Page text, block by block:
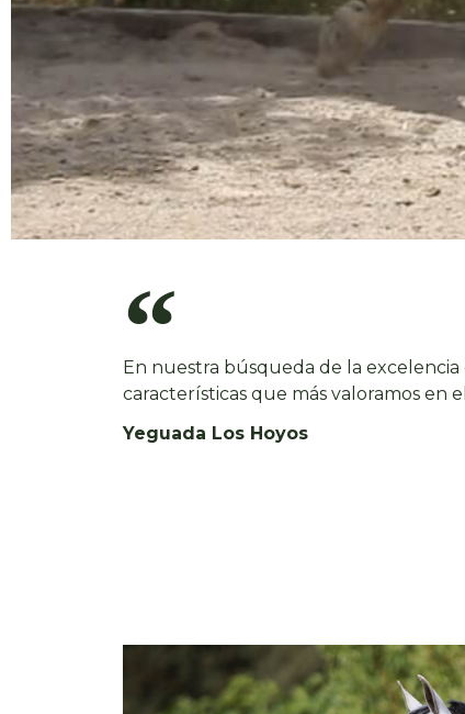
En nuestra búsqueda de la
características que más valoramos en
Yeguada Los Hoyos